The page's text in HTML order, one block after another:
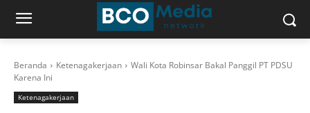
Beranda Ketenagakerjaan
Wali Kota Robinsar Bakal Panggil PT PDSU
Karena Ini
Ketenagakerjaan